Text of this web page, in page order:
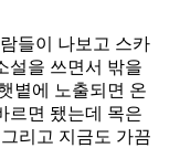
들이 나보고 스카
설을 쓰면서 밖을
볕에 노출되면 온
르면 됐는데 목은
리고 지금도 가끔